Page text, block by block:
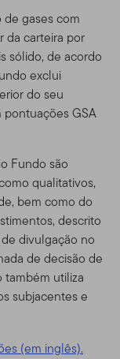
gases com
da carteira por
sólido, de acordo
exclui
do seu
GSA
Fundo são
qualitativos,
bem como do
descrito
divulgação no
de decisão de
também utiliza
subjacentes e
(em inglês).